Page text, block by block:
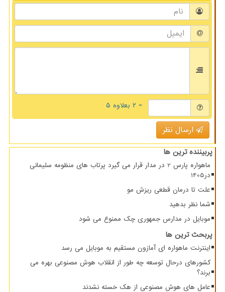
= ۲ بعلاوه ۵
ارسال نظر
پربیننده ترین ها
ماهواره پارس 2 در مدار قرار می گیرد پرتاب های منظومه سلیمانی
در1405
علت تا درمان قطعی ریزش مو
شما نظر بدهید
موبایل در مدارس جمهوری چک ممنوع می شود
پربحث ترین ها
اینترنت ماهواره ای آمازون مستقیم به موبایل می رسد
کشورهای درحال توسعه چه طور از انقلاب هوش مصنوعی بهره می
برند؟
عامل های هوش مصنوعی از هک خسته نشدند